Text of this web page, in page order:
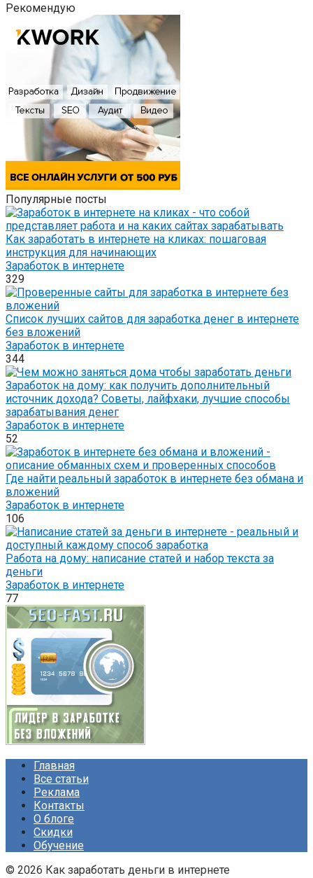
Рекомендую
Популярные посты
Как заработать в интернете на кликах: пошаговая
инструкция для начинающих
Заработок в интернете
329
Список лучших сайтов для заработка денег в интернете
без вложений
Заработок в интернете
344
Заработок на дому: как получить дополнительный
источник дохода? Советы, лайфхаки, лучшие способы
зарабатывания денег
Заработок в интернете
52
Где найти реальный заработок в интернете без обмана и
вложений
Заработок в интернете
106
Работа на дому: написание статей и набор текста за
деньги
Заработок в интернете
77
Главная
Все статьи
Реклама
Контакты
О блоге
Скидки
Обучение
© 2026 Как заработать деньги в интернете